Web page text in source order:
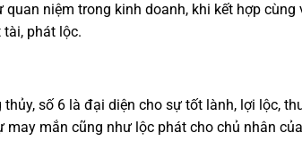
niệm trong kinh doanh, khi kết hợp
phát lộc.
số 6 là đại diện cho sự tốt lành, lợi lộc,
mắn cũng như lộc phát cho chủ nhân